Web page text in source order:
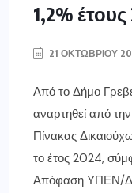
1,2%
21 ΟΚΤΩΒΡΊΟΥ
Από το Δήμο
αναρτηθεί από
Πίνακας
το έτος 2024,
Απόφαση ΥΠΕΝ/